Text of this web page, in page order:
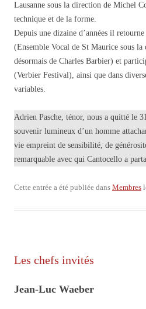
Lausanne sous la direction de Michel
technique et de la forme.
Depuis une dizaine d’années il
(Ensemble Vocal de St Maurice sous
désormais de Charles Barbier) et
(Verbier Festival), ainsi que dans
variables.
Adrien Pasche, ténor, nous a quitté le
souvenir lumineux d’un homme
vie empreint de sensibilité, de
remarquable avec qui Cantocello a
Cette entrée a été publiée dans Membres
Les chefs invités
Jean-Luc Waeber